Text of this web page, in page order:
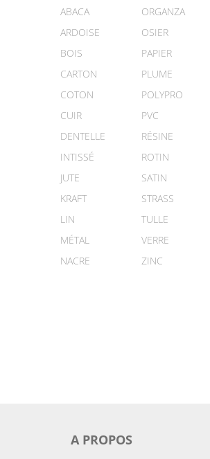
ABACA
ARDOISE
BOIS
CARTON
COTON
CUIR
DENTELLE
INTISSÉ
JUTE
KRAFT
LIN
MÉTAL
NACRE
ORGANZA
OSIER
PAPIER
PLUME
POLYPRO
PVC
RÉSINE
ROTIN
SATIN
STRASS
TULLE
VERRE
ZINC
A PROPOS